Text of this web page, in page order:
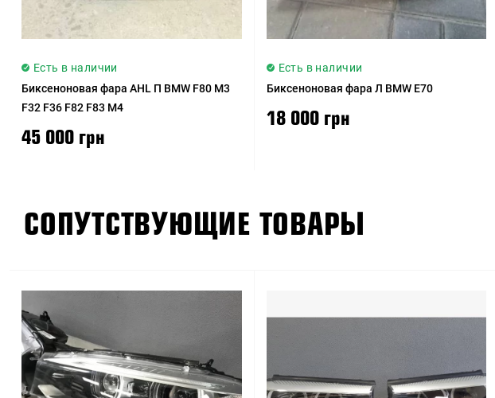
Есть в наличии
Биксеноновая фара AHL П BMW F80 M3
F32 F36 F82 F83 M4
45 000 грн
Есть в наличии
Биксеноновая фара Л BMW E70
18 000 грн
СОПУТСТВУЮЩИЕ ТОВАРЫ